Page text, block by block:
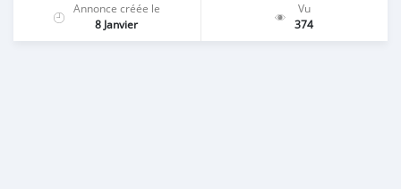
Annonce créée le
8 Janvier
Vu
374